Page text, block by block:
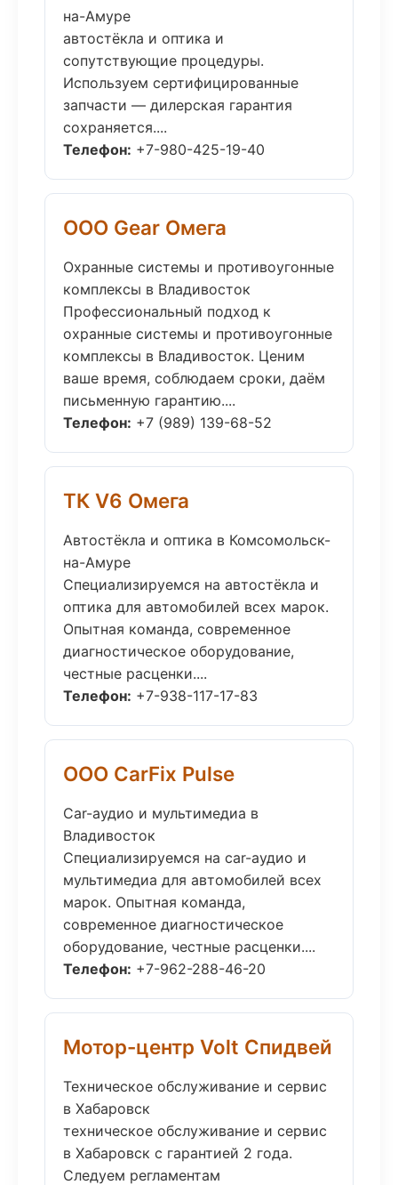
на-Амуре
автостёкла и оптика и
сопутствующие процедуры.
Используем сертифицированные
запчасти — дилерская гарантия
сохраняется....
Телефон: +7-980-425-19-40
ООО Gear Омега
Охранные системы и противоугонные
комплексы в Владивосток
Профессиональный подход к
охранные системы и противоугонные
комплексы в Владивосток. Ценим
ваше время, соблюдаем сроки, даём
письменную гарантию....
Телефон: +7 (989) 139-68-52
ТК V6 Омега
Автостёкла и оптика в Комсомольск-
на-Амуре
Специализируемся на автостёкла и
оптика для автомобилей всех марок.
Опытная команда, современное
диагностическое оборудование,
честные расценки....
Телефон: +7-938-117-17-83
ООО CarFix Pulse
Car-аудио и мультимедиа в
Владивосток
Специализируемся на car-аудио и
мультимедиа для автомобилей всех
марок. Опытная команда,
современное диагностическое
оборудование, честные расценки....
Телефон: +7-962-288-46-20
Мотор-центр Volt Спидвей
Техническое обслуживание и сервис
в Хабаровск
техническое обслуживание и сервис
в Хабаровск с гарантией 2 года.
Следуем регламентам